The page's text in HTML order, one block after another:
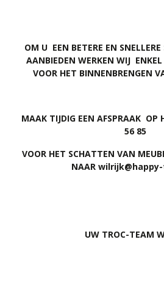
OM U EEN BETERE EN
AANBIEDEN WERKEN WIJ
VOOR HET BINNENBRENGEN
MAAK TIJDIG EEN AFSPRAAK OP
56 85
VOOR HET SCHATTEN VAN
NAAR
UW TROC-TEAM